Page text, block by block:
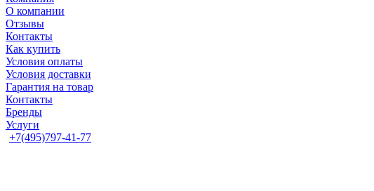
О компании
Отзывы
Контакты
Как купить
Условия оплаты
Условия доставки
Гарантия на товар
Контакты
Бренды
Услуги
+7(495)797-41-77